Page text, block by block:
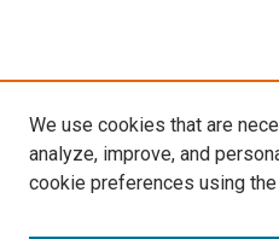
We use cookies that are
analyze, improve, and
cookie preferences using the